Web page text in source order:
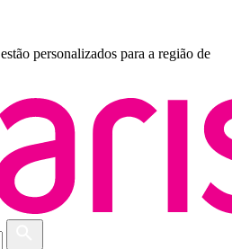
estão personalizados para a região de